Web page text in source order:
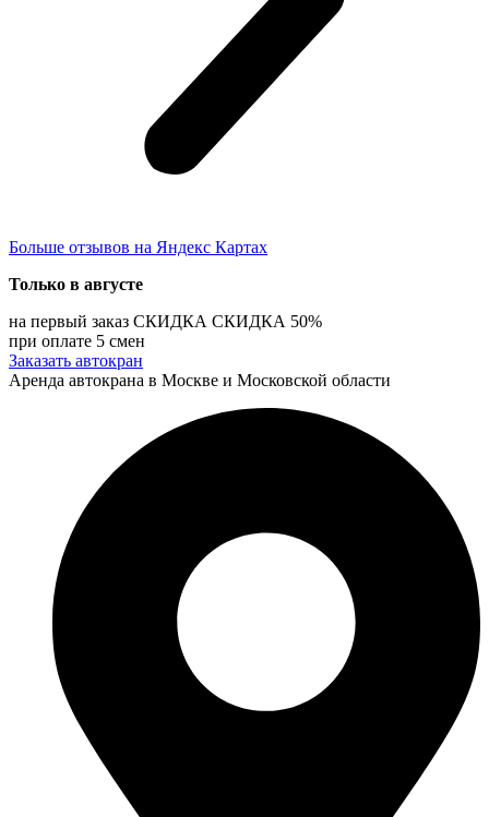
Больше отзывов на Яндекс Картах
Только в августе
на первый заказ СКИДКА СКИДКА 50%
при оплате 5 смен
Заказать автокран
Аренда автокрана в Москве и Московской области